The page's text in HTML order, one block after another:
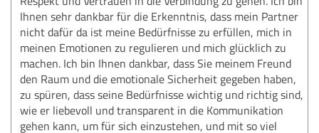
Ihnen sehr dankbar für die Erkenntnis, dass mein Partner
nicht dafür da ist meine Bedürfnisse zu erfüllen, mich in
meinen Emotionen zu regulieren und mich glücklich zu
machen. Ich bin Ihnen dankbar, dass Sie meinem Freund
den Raum und die emotionale Sicherheit gegeben haben,
zu spüren, dass seine Bedürfnisse wichtig und richtig sind,
wie er liebevoll und transparent in die Kommunikation
gehen kann, um für sich einzustehen, und mit so viel